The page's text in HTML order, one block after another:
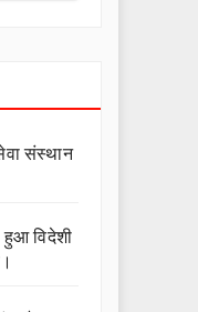
संस्थान
हुआ विदेशी